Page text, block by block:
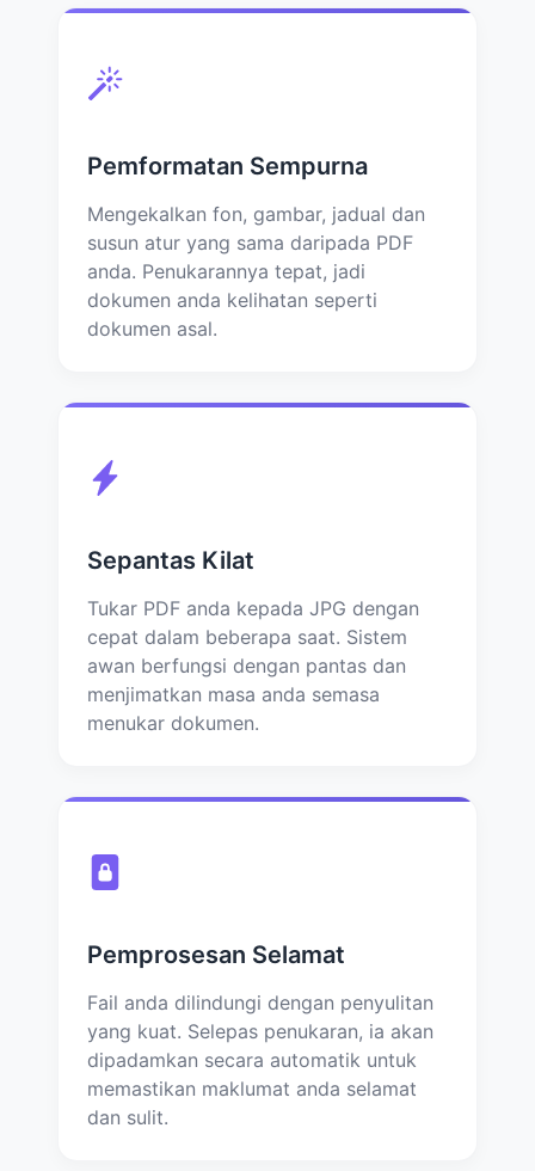
Pemformatan Sempurna
Mengekalkan fon, gambar, jadual dan
susun atur yang sama daripada PDF
anda. Penukarannya tepat, jadi
dokumen anda kelihatan seperti
dokumen asal.
Sepantas Kilat
Tukar PDF anda kepada JPG dengan
cepat dalam beberapa saat. Sistem
awan berfungsi dengan pantas dan
menjimatkan masa anda semasa
menukar dokumen.
Pemprosesan Selamat
Fail anda dilindungi dengan penyulitan
yang kuat. Selepas penukaran, ia akan
dipadamkan secara automatik untuk
memastikan maklumat anda selamat
dan sulit.